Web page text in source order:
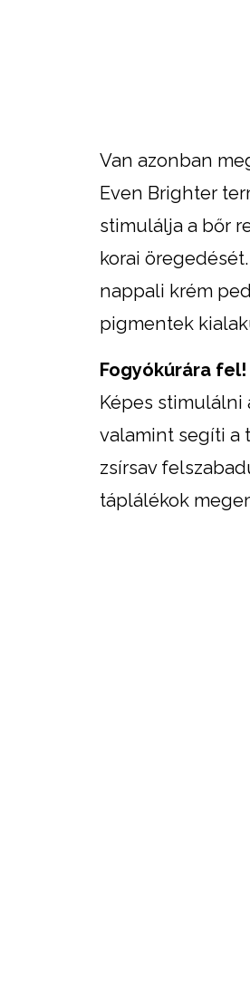
Van azonban
Even Brighter
stimulálja a bőr
korai
nappali krém
pigmentek
Fogyókúrára
Képes stimulálni
valamint segíti a
zsírsav
táplálékok